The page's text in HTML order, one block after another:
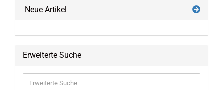
Neue Artikel
Erweiterte Suche
Suche